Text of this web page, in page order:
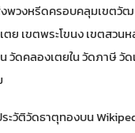
พวงหรีดครอบคลุมเขตวั
ตย เขตพระโขนง เขตสวน
วัดคลองเตยใน วัดภาษี วั
ะวัติวัดธาตุทองบน